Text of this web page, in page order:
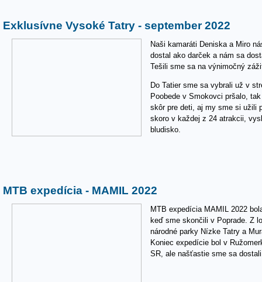
Exklusívne Vysoké Tatry - september 2022
Naši kamaráti Deniska a Miro
dostal ako darček a nám sa
Tešili sme sa na výnimočný
Do Tatier sme sa vybrali už v
Poobede v Smokovci pršalo,
skôr pre deti, aj my sme si užili
skoro v každej z 24 atrakcii,
bludisko.
MTB expedícia - MAMIL 2022
MTB expedícia MAMIL 2022
keď sme skončili v Poprade. Z
národné parky Nízke Tatry a
Koniec expedície bol v
SR, ale našťastie sme sa